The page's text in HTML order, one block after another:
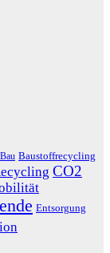
Bau Baustoffrecycling
CO2
Entsorgung